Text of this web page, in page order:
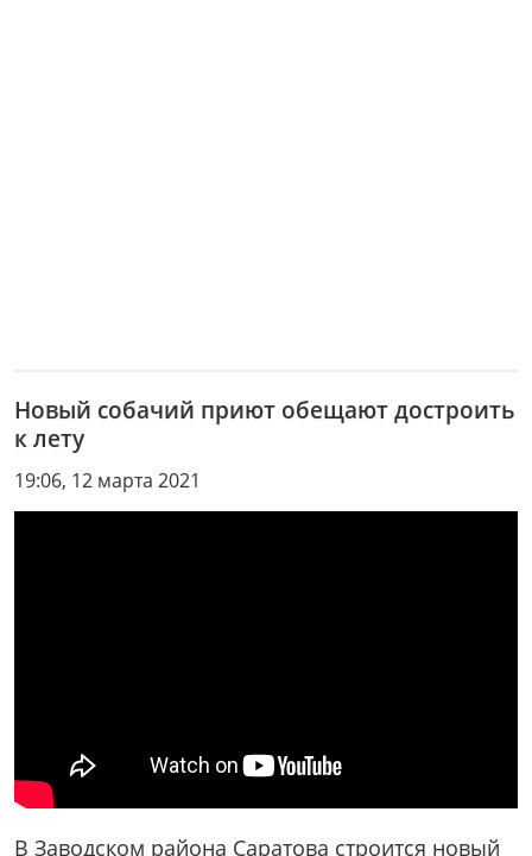
Новый собачий приют обещают достроить
к лету
19:06, 12 марта 2021
В Заводском района Саратова строится новый